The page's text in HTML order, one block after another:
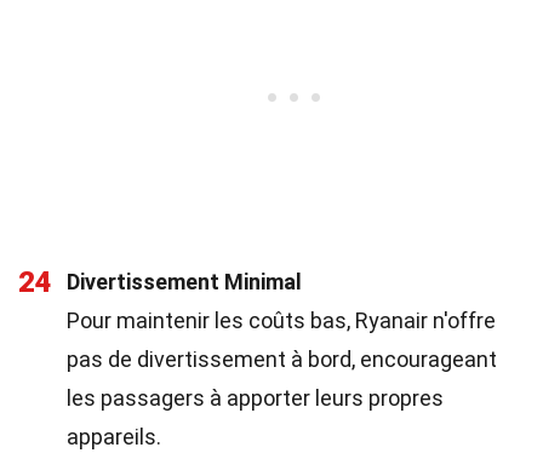
24
Divertissement Minimal
Pour maintenir les coûts bas, Ryanair n'offre
pas de divertissement à bord, encourageant
les passagers à apporter leurs propres
appareils.